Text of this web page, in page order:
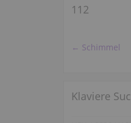
112
← Schimmel
Klaviere